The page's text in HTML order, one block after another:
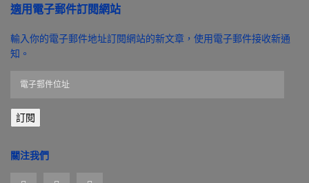
適用電子郵件訂閱網站
輸入你的電子郵件地址訂閱網站的新文章，使用電子郵件接收新通
知。
郵
件
址
訂閱
關注我們